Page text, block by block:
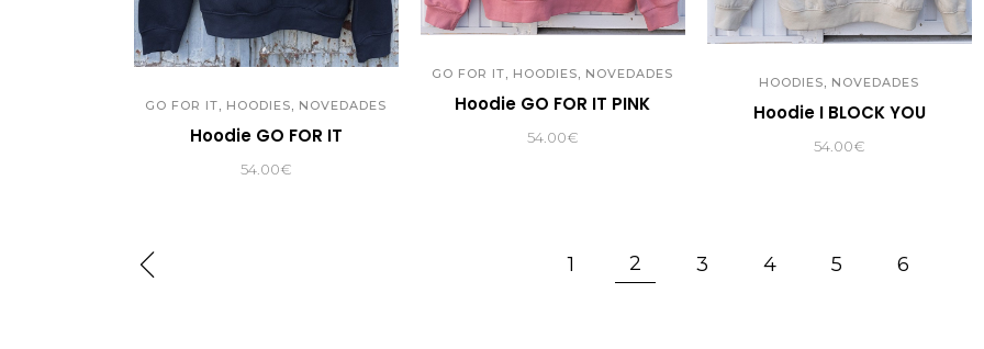
GO FOR IT, HOODIES, NOVEDADES
Hoodie GO FOR IT
54.00€
GO FOR IT, HOODIES, NOVEDADES
Hoodie GO FOR IT PINK
54.00€
HOODIES, NOVEDADES
Hoodie I BLOCK YOU
54.00€
1 2 3 4 5 6